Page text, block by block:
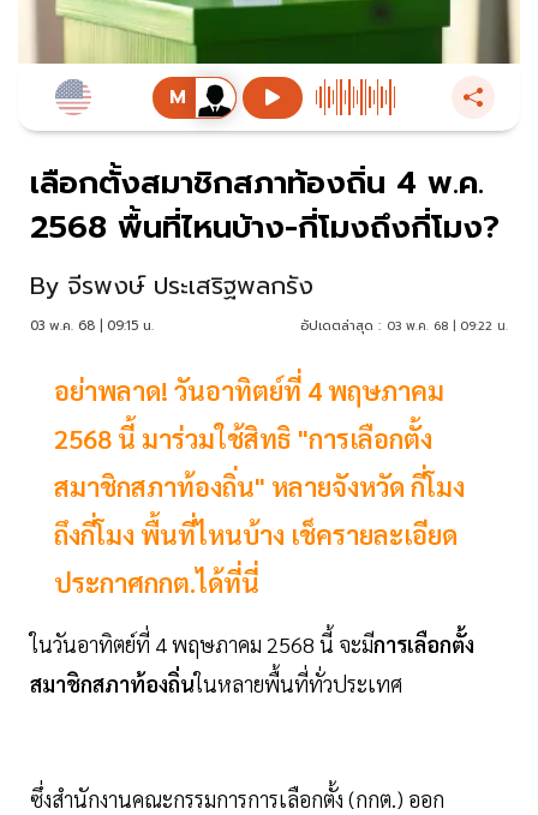
เลือกตั้งสมาชิกสภาท้องถิ่น 4 พ.ค.
2568 พื้นที่ไหนบ้าง-กี่โมงถึงกี่โมง?
By จีรพงษ์ ประเสริฐพลกรัง
03 พ.ค. 68 | 09:15 น. อัปเดตล่าสุด : 03 พ.ค. 68 | 09:22 น.
อย่าพลาด! วันอาทิตย์ที่ 4 พฤษภาคม
2568 นี้ มาร่วมใช้สิทธิ "การเลือกตั้ง
สมาชิกสภาท้องถิ่น" หลายจังหวัด กี่โมง
ถึงกี่โมง พื้นที่ไหนบ้าง เช็ครายละเอียด
ประกาศกกต.ได้ที่นี่
ในวันอาทิตย์ที่ 4 พฤษภาคม 2568 นี้ จะมีการเลือกตั้ง
สมาชิกสภาท้องถิ่นในหลายพื้นที่ทั่วประเทศ
ซึ่งสำนักงานคณะกรรมการการเลือกตั้ง (กกต.) ออก